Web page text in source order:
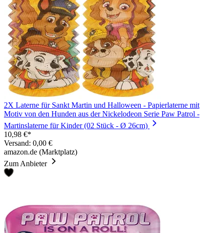
2X Laterne für Sankt Martin und Halloween - Papierlaterne mit
Motiv von den Hunden aus der Nickelodeon Serie Paw Patrol -
Martinslaterne für Kinder (02 Stück - Ø 26cm)
10,98 €*
Versand: 0,00 €
amazon.de (Marktplatz)
Zum Anbieter